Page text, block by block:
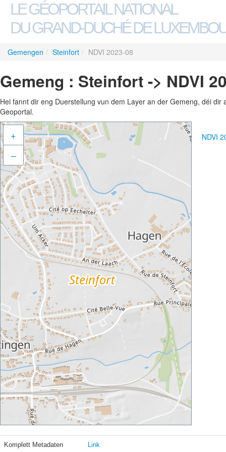
LE GÉOPORTAIL NATIONAL
DU GRAND-DUCHÉ DE
Gemengen / Steinfort / NDVI 2023-08
Gemeng : Steinfort -> NDVI
Hei fannt dir eng Duerstellung vun dem Layer an der Gemeng, déi
Geoportal.
+
–
NDVI
Komplett Metadaten Link